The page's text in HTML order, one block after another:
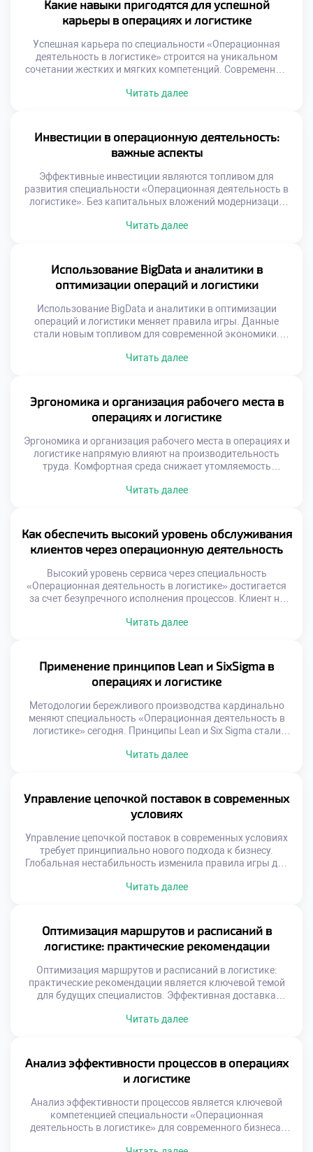
Многие реформы терпят неудачу из-за человеческого
фактора. Техническая безупречность решения не […]
Какие навыки пригодятся для успешной
карьеры в операциях и логистике
Успешная карьера по специальности «Операционная
деятельность в логистике» строится на уникальном
сочетании жестких и мягких компетенций. Современный
адаптивности к изменениям. Работодатели ценят
технической сферой деятельности человека. Управление
потоками требует развитого эмоционального интеллекта
и коммуникации. Баланс аналитики и человечности […]
Читать далее
Инвестиции в операционную деятельность:
важные аспекты
Эффективные инвестиции являются топливом для
развития специальности «Операционная деятельность в
логистике». Без капитальных вложений модернизация
быть целевым, обоснованным и стратегически
операций критически важно для специалиста.
Современная логистика требует значительных средств на
технологии и инфраструктуру. Конкуренция заставляет
Читать далее
Использование BigData и аналитики в
оптимизации операций и логистики
Использование BigData и аналитики в оптимизации
операций и логистики меняет правила игры. Данные
стали новым топливом для современной экономики.
расчетам. Решения принимаются на основе фактов, а не
инструментами работы с информацией. Аналитическая
грамотность является базовой компетенцией
специалиста. Будущее отрасли […]
Читать далее
Эргономика и организация рабочего места в
операциях и логистике
Эргономика и организация рабочего места в операциях и
логистике напрямую влияют на производительность
труда. Комфортная среда снижает утомляемость
процессов зависит от удобства выполнения ежедневных
сотрудников являются приоритетом современного
бизнеса. Логистические операции требуют высокой
концентрации внимания. Физическая нагрузка […]
Читать далее
Как обеспечить высокий уровень обслуживания
клиентов через операционную деятельность
Высокий уровень сервиса через специальность
«Операционная деятельность в логистике» достигается
за счет безупречного исполнения процессов. Клиент не
результат их работы. Логистика является главным
от слаженности операционных звеньев. Ошибка на
складе или сбой в доставке разрушают репутацию
бренда. Профессионализм сотрудников […]
Читать далее
Применение принципов Lean и SixSigma в
операциях и логистике
Методологии бережливого производства кардинально
меняют специальность «Операционная деятельность в
логистике» сегодня. Принципы Lean и Six Sigma стали
подходы учат видеть потери там, где другие видят
специалист обязан владеть этим инструментарием
совершенствования. Концепция непрерывного улучшения
заменяет устаревшие методы управления […]
Читать далее
Управление цепочкой поставок в современных
условиях
Управление цепочкой поставок в современных условиях
требует принципиально нового подхода к бизнесу.
Глобальная нестабильность изменила правила игры для
оптимизации затрат уступают место стратегиям
уметь управлять рисками в турбулентной среде.
Способность адаптироваться ценится выше простого
следования инструкциям. Профессионализм теперь
измеряется гибкостью […]
Читать далее
Оптимизация маршрутов и расписаний в
логистике: практические рекомендации
Оптимизация маршрутов и расписаний в логистике:
практические рекомендации является ключевой темой
для будущих специалистов. Эффективная доставка
Грамотное планирование путей снижает затраты
остается лишь набором формул. Логистическая отрасль
требует точности и системного подхода. Ошибки в
маршрутизации стоят предприятиям огромных […]
Читать далее
Анализ эффективности процессов в операциях
и логистике
Анализ эффективности процессов является ключевой
компетенцией специальности «Операционная
деятельность в логистике» для современного бизнеса.